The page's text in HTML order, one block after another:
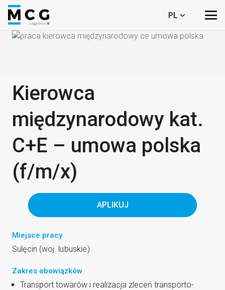
PL
Kierowca
międzynarodowy kat.
C+E – umowa polska
(f/​m/​x)
APLIKUJ
Miejsce pracy
Sulę­cin (woj. lubuskie)
Zakres obowiązków
Trans­port towa­rów i reali­za­cja zle­ceń trans­por­to­